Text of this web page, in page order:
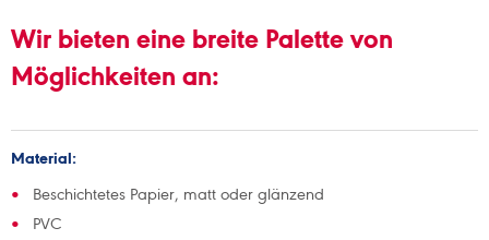
Wir bieten eine breite Palette von
Möglichkeiten an:
Material:
Beschichtetes Papier, matt oder glänzend
PVC